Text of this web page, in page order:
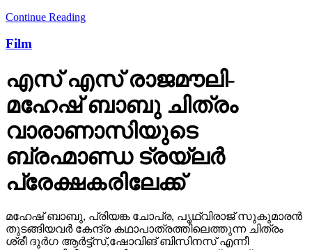
Continue Reading
Film
എസ് എസ് രാജമൗലി-
മഹേഷ് ബാബു ചിത്രം
വാരാണാസിയുടെ
ബ്രഹ്മാണ്ഡ ട്രയ്ലർ
പ്രേക്ഷകരിലേക്ക്
മഹേഷ് ബാബു, പ്രിയങ്ക ചോപ്ര, പൃഥ്വിരാജ് സുകുമാരൻ
തുടങ്ങിയവർ കേന്ദ്ര കഥാപാത്രത്തിലെത്തുന്ന ചിത്രം
ശ്രീ ദുർഗ ആർട്ട്സ്,ഷോവിങ് ബിസിനസ് എന്നീ